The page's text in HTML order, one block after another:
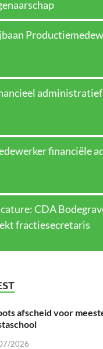
financiële
CDA
fractiesecretaris
afscheid voor
2026